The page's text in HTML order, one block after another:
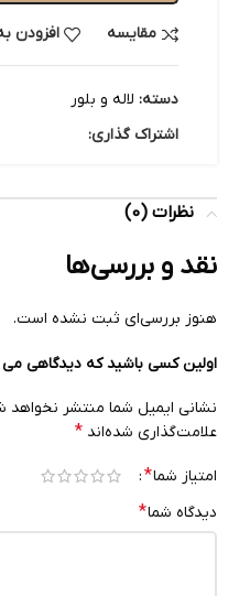
مقایسه افزودن
دسته: لاله و بلور
اشتراک گذاری:
نظرات (0)
نقد و بررسی‌ها
هنوز بررسی‌ای ثبت نشده است.
اولین کسی باشید که دیدگاهی می
نشانی ایمیل شما منتشر نخواهد
علامت‌گذاری شده‌اند *
امتیاز شما*
دیدگاه شما*